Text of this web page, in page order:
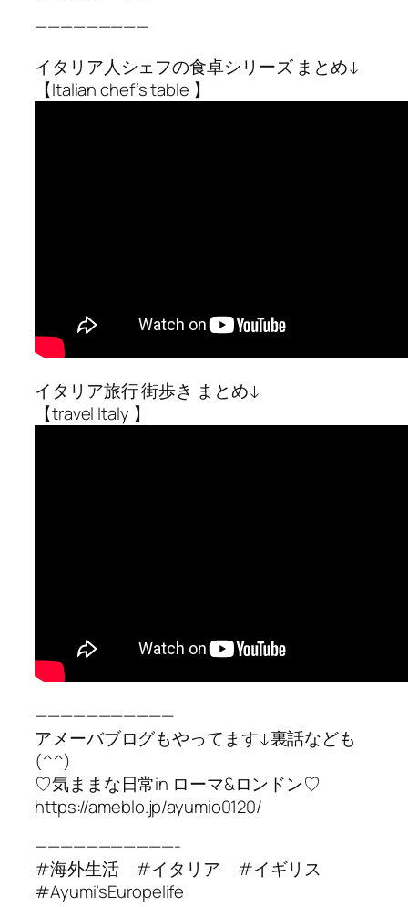
—————————
イタリア人シェフの食卓シリーズ まとめ↓
【Italian chef’s table 】
イタリア旅行 街歩き まとめ↓
【travel Italy 】
———————————
アメーバブログもやってます↓裏話なども
(^^)
♡気ままな日常in ローマ&ロンドン♡
https://ameblo.jp/ayumio0120/
———————————-
#海外生活 #イタリア #イギリス
#Ayumi’sEuropelife